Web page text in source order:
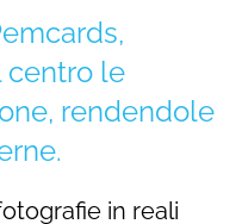
centro le
rendendole
in reali